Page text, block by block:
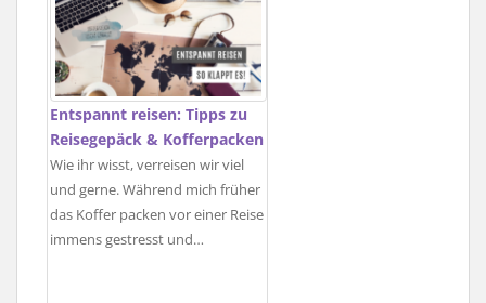
Entspannt reisen: Tipps zu
Reisegepäck & Kofferpacken
Wie ihr wisst, verreisen wir viel
und gerne. Während mich früher
das Koffer packen vor einer Reise
immens gestresst und…